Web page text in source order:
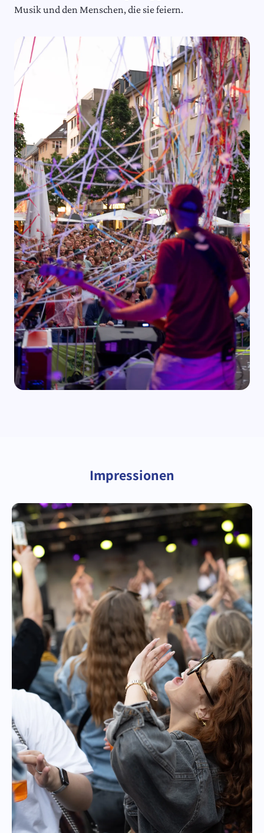
Musik und den Menschen, die sie feiern.
Impressionen
DATUM
12. & 13. Juni 2027
UHRZEITEN
Sa 12–22 Uhr · So 13–22 Uhr
ORT
Bonner Straße
Chlodwigplatz bis Höhe Bonner Wall
EINTRITT
Frei!
ANFAHRT
Stadtbahn 15, 16, 17
Bus 106, 132, 133, 142
BARRIEREFREIHEIT
Barrierefreie Toiletten vorhanden
PROGRAMM TO GO 📱
Das Festprogramm fürs Handy:
programm.suedstadtfest-koeln.de
Das Südstadtfest